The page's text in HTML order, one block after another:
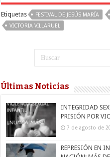
Etiquetas FESTIVAL DE JESÚS MARÍA
VICTORIA VILLARUEL
Últimas Noticias
INTEGRIDAD
PRISIÓN POR
7 de agosto de
REPRESIÓN EN